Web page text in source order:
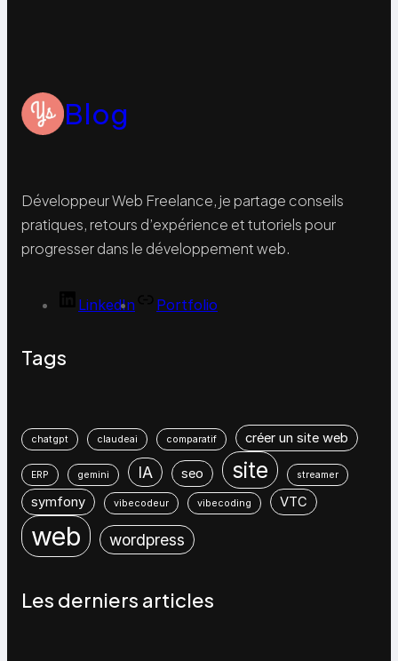
Blog
Développeur Web Freelance, je partage conseils
pratiques, retours d’expérience et tutoriels pour
progresser dans le développement web.
LinkedIn Portfolio
Tags
chatgpt claudeai comparatif créer un site web
ERP gemini IA seo site streamer
symfony vibecodeur vibecoding VTC
web wordpress
Les derniers articles